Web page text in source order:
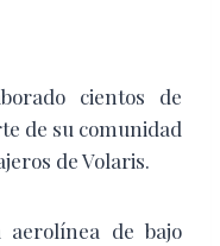
cientos de
de su comunidad
de Volaris.
de bajo